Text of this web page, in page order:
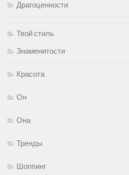
Драгоценности
Твой стиль
Знаменитости
Красота
Он
Она
Тренды
Шоппинг